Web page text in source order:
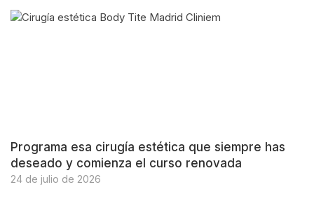
Programa esa cirugía estética que siempre has
deseado y comienza el curso renovada
24 de julio de 2026